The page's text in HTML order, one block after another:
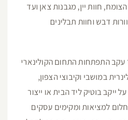
חוות יין, מגבנות צאן ועד
דבש וחוות תבלינים
עקב התפתחות התחום הקולינארי
במושבי וקיבוצי הצפון,
ייקב בוטיק ליד הבית או ייצור
למציאות ומקימים עסקים